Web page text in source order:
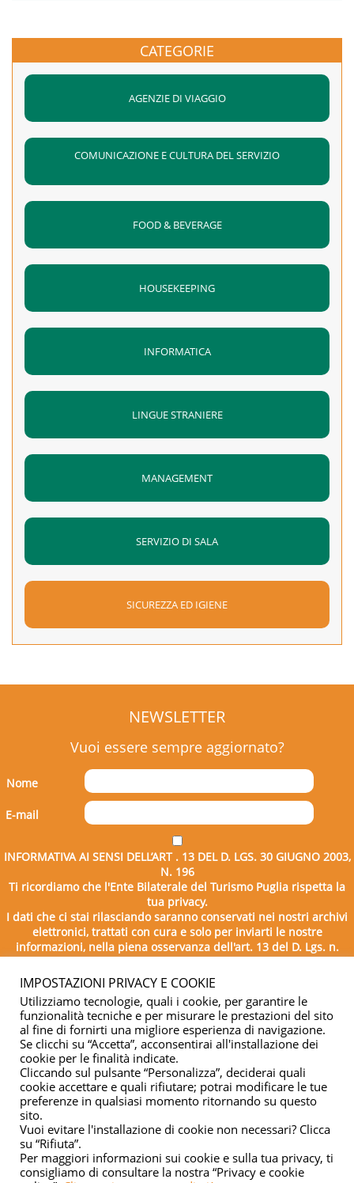
CATEGORIE
AGENZIE DI VIAGGIO
COMUNICAZIONE E CULTURA DEL SERVIZIO
FOOD & BEVERAGE
HOUSEKEEPING
INFORMATICA
LINGUE STRANIERE
MANAGEMENT
SERVIZIO DI SALA
SICUREZZA ED IGIENE
NEWSLETTER
Vuoi essere sempre aggiornato?
Nome
E-mail
INFORMATIVA AI SENSI DELL’ART . 13 DEL D. LGS. 30 GIUGNO 2003,
N. 196
Ti ricordiamo che l'Ente Bilaterale del Turismo Puglia rispetta la
tua privacy.
I dati che ci stai rilasciando saranno conservati nei nostri archivi
elettronici, trattati con cura e solo per inviarti le nostre
informazioni, nella piena osservanza dell'art. 13 del D. Lgs. n.
196/2003.
Copyright © 2026 - Ente Bilaterale del Turismo Puglia - C.F.
IMPOSTAZIONI PRIVACY E COOKIE
Utilizziamo tecnologie, quali i cookie, per garantire le
funzionalità tecniche e per misurare le prestazioni del sito
al fine di fornirti una migliore esperienza di navigazione.
Se clicchi su “Accetta”, acconsentirai all'installazione dei
cookie per le finalità indicate.
Cliccando sul pulsante “Personalizza”, deciderai quali
cookie accettare e quali rifiutare; potrai modificare le tue
preferenze in qualsiasi momento ritornando su questo
sito.
Vuoi evitare l'installazione di cookie non necessari? Clicca
su “Rifiuta”.
Per maggiori informazioni sui cookie e sulla tua privacy, ti
consigliamo di consultare la nostra “Privacy e cookie